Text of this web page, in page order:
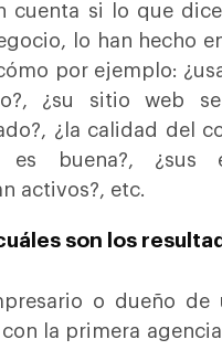
cuenta si lo que
lo han hecho
por ejemplo:
¿su sitio web
¿la calidad del
buena?, ¿sus
activos?, etc.
son los
o dueño de
la primera